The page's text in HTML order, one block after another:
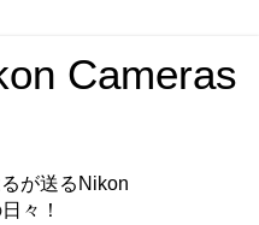
Cameras
が送るNikon
々！